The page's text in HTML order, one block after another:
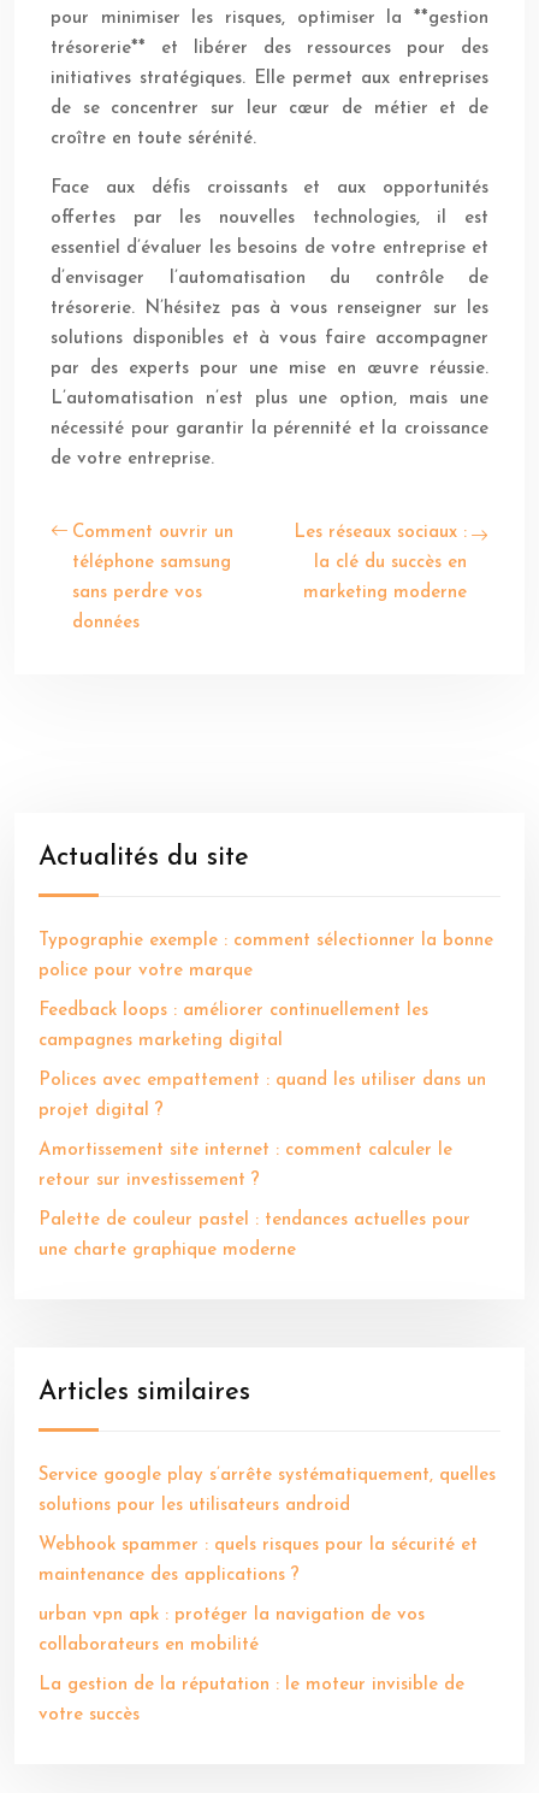
pour minimiser les risques, optimiser la **gestion
trésorerie** et libérer des ressources pour des
initiatives stratégiques. Elle permet aux entreprises
de se concentrer sur leur cœur de métier et de
croître en toute sérénité.
Face aux défis croissants et aux opportunités
offertes par les nouvelles technologies, il est
essentiel d’évaluer les besoins de votre entreprise et
d’envisager l’automatisation du contrôle de
trésorerie. N’hésitez pas à vous renseigner sur les
solutions disponibles et à vous faire accompagner
par des experts pour une mise en œuvre réussie.
L’automatisation n’est plus une option, mais une
nécessité pour garantir la pérennité et la croissance
de votre entreprise.
Comment ouvrir un
téléphone samsung
sans perdre vos
données
Les réseaux sociaux :
la clé du succès en
marketing moderne
Actualités du site
Typographie exemple : comment sélectionner la bonne
police pour votre marque
Feedback loops : améliorer continuellement les
campagnes marketing digital
Polices avec empattement : quand les utiliser dans un
projet digital ?
Amortissement site internet : comment calculer le
retour sur investissement ?
Palette de couleur pastel : tendances actuelles pour
une charte graphique moderne
Articles similaires
Service google play s’arrête systématiquement, quelles
solutions pour les utilisateurs android
Webhook spammer : quels risques pour la sécurité et
maintenance des applications ?
urban vpn apk : protéger la navigation de vos
collaborateurs en mobilité
La gestion de la réputation : le moteur invisible de
votre succès